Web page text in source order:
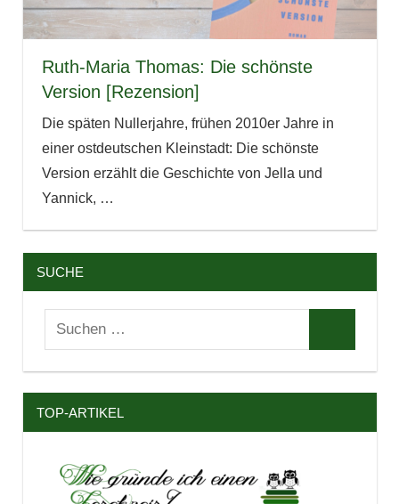
Ruth-Maria Thomas: Die schönste
Version [Rezension]
Die späten Nullerjahre, frühen 2010er Jahre in
einer ostdeutschen Kleinstadt: Die schönste
Version erzählt die Geschichte von Jella und
Yannick, …
SUCHE
Suchen
TOP-ARTIKEL